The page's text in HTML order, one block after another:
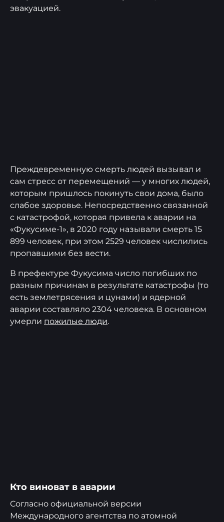
эвакуацией.
Преждевременную смерть людей вызывал и
сам стресс от перемещений — у многих людей,
которым пришлось покинуть свои дома, было
слабое здоровье. Непосредственно связанной
с катастрофой, которая привела к аварии на
«Фукусиме-1», в 2020 году называли смерть 15
899 человек, при этом 2529 человек числились
пропавшими без вести.
В префектуре Фукусима число погибших по
разным причинам в результате катастрофы (то
есть землетрясения и цунами) и ядерной
аварии составляло 2304 человека. В основном
умерли пожилые люди.
Кто виноват в аварии
Согласно официальной версии
Международного агентства по атомной